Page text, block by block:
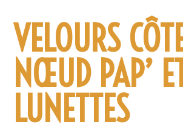
VELOURS
NŒUD PAP’
LUNETTES